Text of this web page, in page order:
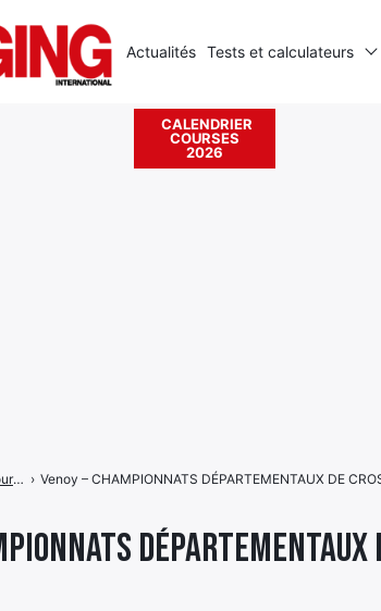
DÉPARTEMENTAUX
Calendrier des courses › Venoy – CHAMPIONNATS DÉPARTEMENTAUX DE
Actualités Tests et calculateurs
CALENDRIER
COURSES
2026
Rechercher